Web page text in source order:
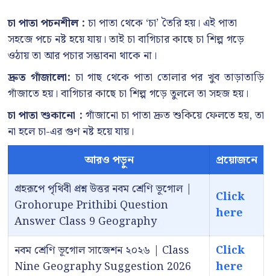
চা পাতা পচনশীল : চা পাতা থেকে ‘চা’ তৈরি হয়। এই পাতা
সহজে পচে নষ্ট হয়ে যায়। তাই চা বাগিচার কাছে চা শিল্প গড়ে
ওঠায় তা আর পচার সম্ভাবনা থাকে না।
দ্রুত গাঁজালো: চা গাছ থেকে পাতা তোলার পর খুব তাড়াতাড়ি
গাঁজাতে হয়। বাগিচার কাছে চা শিল্প গড়ে তুললে তা সহজ হয়।
চা পাতা শুকানো : গাঁজানো চা পাতা দ্রুত শুকিয়ে ফেলতে হয়, তা
না হলে চা-এর গুণ নষ্ট হয়ে যায়।
আরও পড়ুন
প্রয়োজনে
গ্রহরূপে পৃথিবী প্রশ্ন উত্তর নবম শ্রেণি ভূগোল |
Grohorupe Prithibi Question
Answer Class 9 Geography
Click
here
নবম শ্রেণি ভূগোল সাজেশন ২০২৬ | Class
Nine Geography Suggestion 2026
Click
here